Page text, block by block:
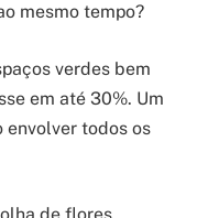
mesmo tempo?
verdes bem
em até 30%. Um
envolver todos os